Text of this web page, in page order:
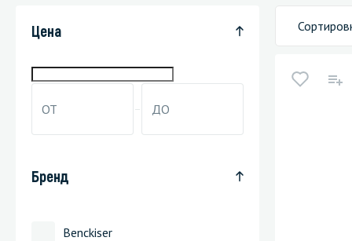
Средства
Средства
Цена
Бренд
Benckiser